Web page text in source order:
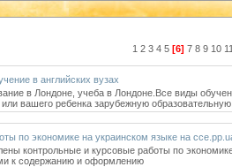
1 2 3 4 5 [6] 7 8 9 10
в английских вузах
в Лондоне, учеба в Лондоне.Все виды
вашего ребенка зарубежную
по экономике на украинском языке на
контрольные и курсовые работы по
к содержанию и оформлению